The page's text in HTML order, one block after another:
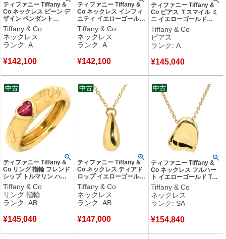
ティファニー Tiffany &
Co ネックレス ビーン デ
ザイン ペンダント
15mm イエローゴールド
750YG 18金 エルサペレ
ッティ 【中古】中古美品
Tiffany & Co
ネックレス
ランク: A
¥142,100
ティファニー Tiffany &
Co ネックレス インフィ
ニティ イエローゴールド
T&Co. Au750 18K メビ
ウス 2連 ダブルチェーン
【中古】中古美品
Tiffany & Co
ネックレス
ランク: A
¥142,100
ティファニー Tiffany &
Co ピアス Ｔスマイル ミ
ニ イエローゴールド
Au750 18K 18金
60150766 【中古】中古
美品
Tiffany & Co
ピアス
ランク: A
¥145,040
ティファニー Tiffany &
Co リング 指輪 フレンド
シップ トルマリン ハー
ト レッド×イエローゴー
ルド T&Co. Au750 18K
9号 【中古】中古品
Tiffany & Co
リング 指輪
ランク: AB
¥145,040
中古
ティファニー Tiffany &
Co ネックレス ティアド
ロップ イエローゴールド
T＆Co. Au750 18K エル
サペレッティ しずく
【中古】中古品
Tiffany & Co
ネックレス
ランク: AB
¥147,000
中古
ティファニー Tiffany &
Co ネックレス フルハー
ト イエローゴールド T＆
Co. 18K 18金 750 YG エ
ルサペレッティ 【中古】
新品同様品
Tiffany & Co
ネックレス
ランク: SA
¥154,840
中古